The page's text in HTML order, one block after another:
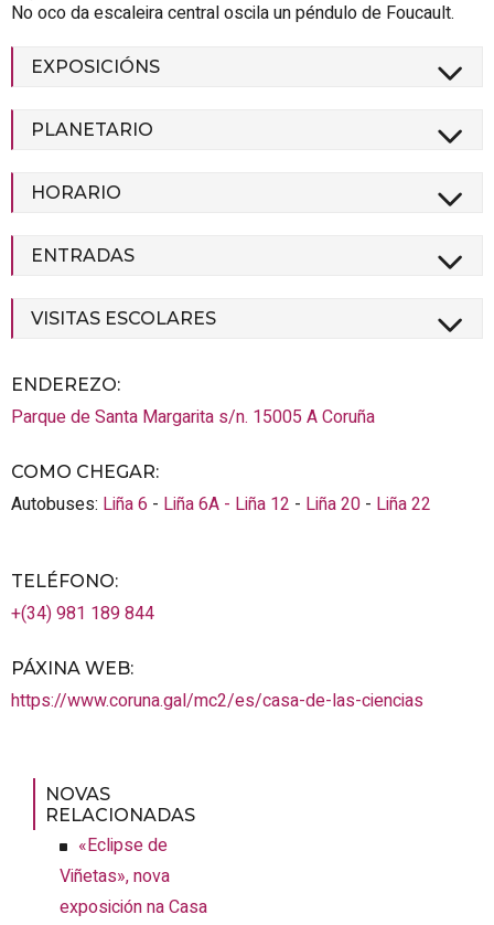
No oco da escaleira central oscila un péndulo de Foucault.
EXPOSICIÓNS
PLANETARIO
HORARIO
ENTRADAS
VISITAS ESCOLARES
ENDEREZO:
Parque de Santa Margarita s/n. 15005 A Coruña
COMO CHEGAR:
Autobuses: Liña 6 - Liña 6A - Liña 12 - Liña 20 - Liña 22
TELÉFONO:
+(34) 981 189 844
PÁXINA WEB:
https://www.coruna.gal/mc2/es/casa-de-las-ciencias
NOVAS
RELACIONADAS
«Eclipse de
Viñetas», nova
exposición na Casa